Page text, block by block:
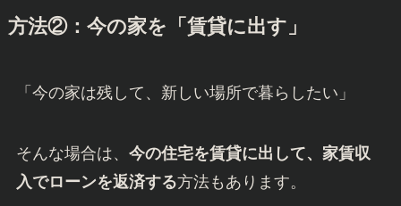
方法②：今の家を「賃貸に出す」
「今の家は残して、新しい場所で暮らしたい」
そんな場合は、 今の住宅を賃貸に出して、家賃収
入でローンを返済する方法もあります。